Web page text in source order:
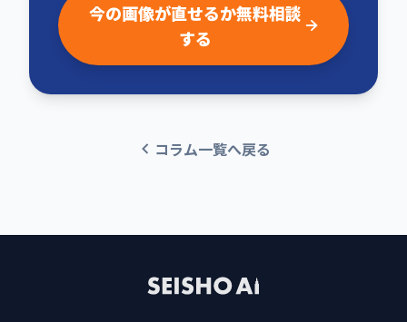
今の画像が直せるか無料相談
する
コラム一覧へ戻る